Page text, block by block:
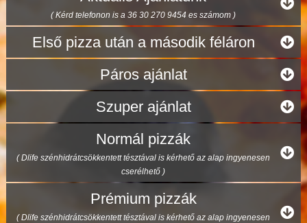
( Kérd telefonon is a 36 30 270 9454 es számom )
Első pizza után a második féláron
Páros ajánlat
Szuper ajánlat
Normál pizzák
( Dlife szénhidrátcsökkentett tésztával is kérhető az alap ingyenesen
cserélhető )
Prémium pizzák
( Dlife szénhidrátcsökkentett tésztával is kérhető az alap ingyenesen